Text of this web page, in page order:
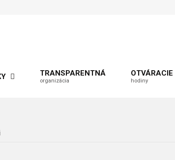
TRANSPARENTNÁ
organizácia
OTVÁRACIE
hodiny